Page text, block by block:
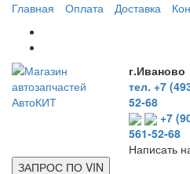
Главная Оплата Доставка
г.Иваново
тел. +7
52-68
+7
561-52-68
Написать
ЗАПРОС ПО VIN